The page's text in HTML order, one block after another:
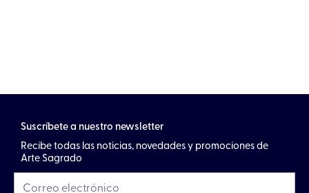
Suscríbete a nuestro newsletter
Recibe todas las noticias, novedades y promociones de
Arte Sagrado